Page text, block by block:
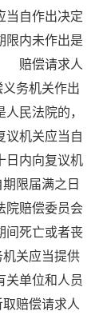
自作出决定
内未作出是
赔偿请求人
务机关作出
民法院的，
机关应当自
内向复议机
限届满之日
赔偿委员会
死亡或者丧
关应当提供
单位和人员
赔偿请求人